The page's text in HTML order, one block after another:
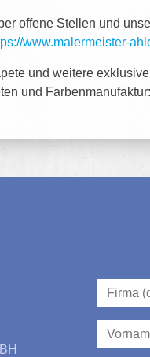
offene Stellen und
www.malermeister-
und weitere
und Farbenmanufaktur: